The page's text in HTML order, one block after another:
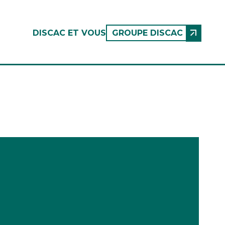
DISCAC ET VOUS GROUPE DISCAC